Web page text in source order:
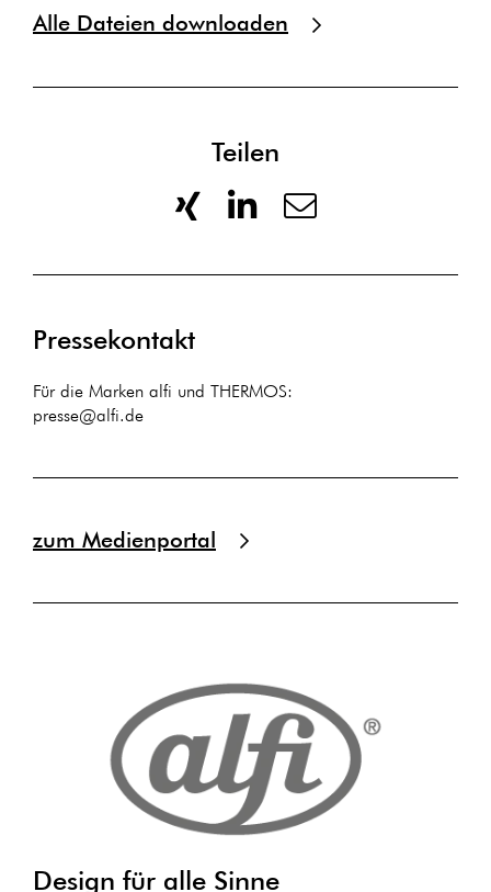
Alle Dateien downloaden
Teilen
Pressekontakt
Für die Marken alfi und THERMOS:
presse@alfi.de
zum Medienportal
Design für alle Sinne